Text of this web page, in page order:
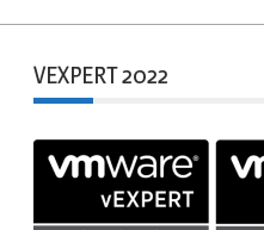
VEXPERT 2022